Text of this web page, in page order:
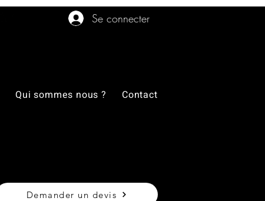
Se connecter
Qui sommes nous ? Contact
Demander un devis